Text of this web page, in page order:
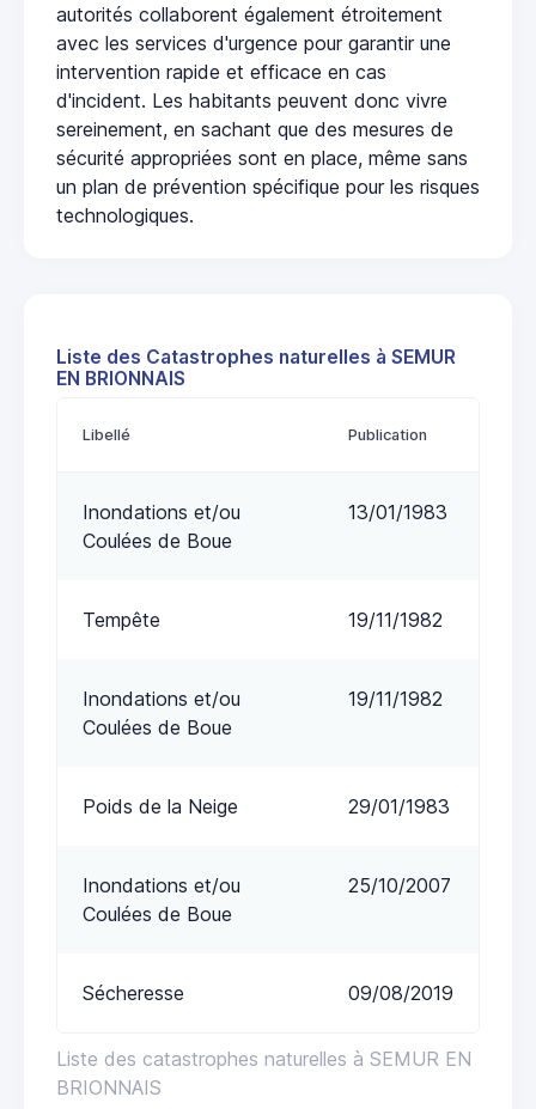
autorités collaborent également étroitement
avec les services d'urgence pour garantir une
intervention rapide et efficace en cas
d'incident. Les habitants peuvent donc vivre
sereinement, en sachant que des mesures de
sécurité appropriées sont en place, même sans
un plan de prévention spécifique pour les risques
technologiques.
Liste des Catastrophes naturelles à SEMUR
EN BRIONNAIS
Liste des catastrophes naturelles à SEMUR EN
BRIONNAIS
Libellé Publication
Inondations et/ou
Coulées de Boue
13/01/1983
Tempête 19/11/1982
Inondations et/ou
Coulées de Boue
19/11/1982
Poids de la Neige 29/01/1983
Inondations et/ou
Coulées de Boue
25/10/2007
Sécheresse 09/08/2019